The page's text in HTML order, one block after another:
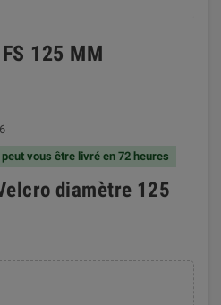
125 MM
vous être livré en 72 heures
diamètre 125